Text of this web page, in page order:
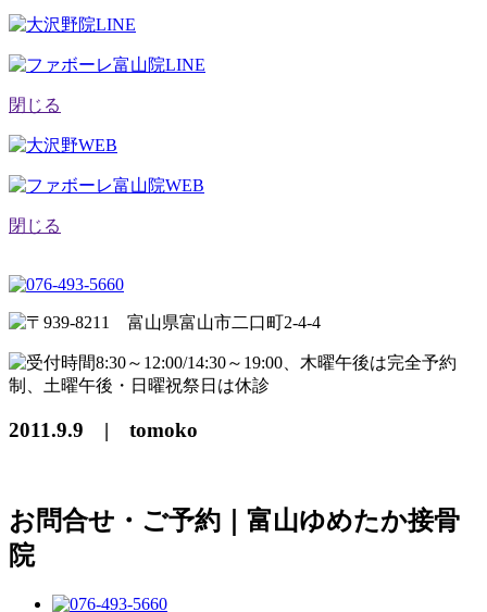
閉じる
閉じる
2011.9.9 | tomoko
お問合せ・ご予約｜富山ゆめたか接骨
院